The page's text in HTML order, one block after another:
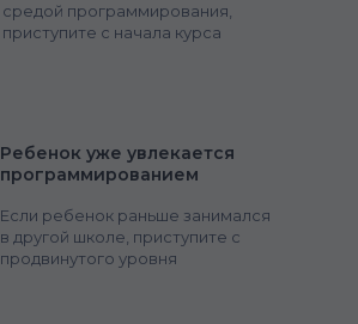
средой программирования,
приступите с начала курса
Ребенок уже увлекается
программированием
Если ребенок раньше занимался
в другой школе, приступите с
продвинутого уровня